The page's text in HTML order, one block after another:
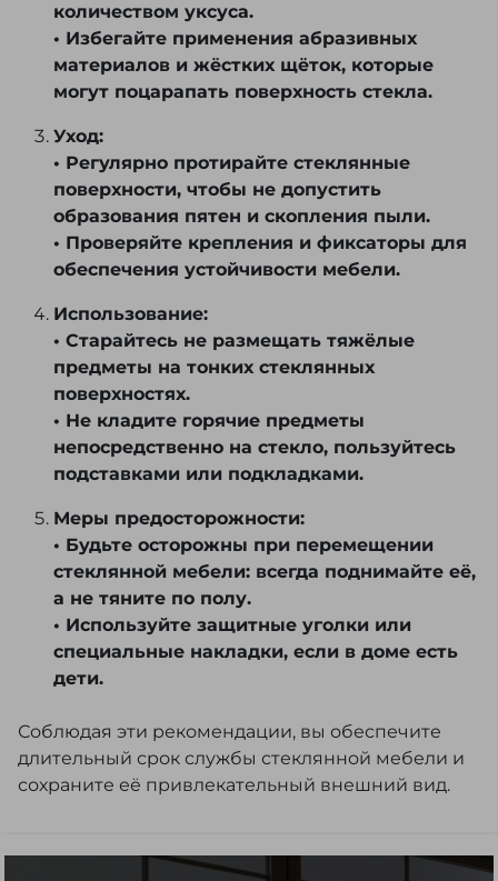
количеством уксуса.
• Избегайте применения абразивных
материалов и жёстких щёток, которые
могут поцарапать поверхность стекла.
Уход:
• Регулярно протирайте стеклянные
поверхности, чтобы не допустить
образования пятен и скопления пыли.
• Проверяйте крепления и фиксаторы для
обеспечения устойчивости мебели.
Использование:
• Старайтесь не размещать тяжёлые
предметы на тонких стеклянных
поверхностях.
• Не кладите горячие предметы
непосредственно на стекло, пользуйтесь
подставками или подкладками.
Меры предосторожности:
• Будьте осторожны при перемещении
стеклянной мебели: всегда поднимайте её,
а не тяните по полу.
• Используйте защитные уголки или
специальные накладки, если в доме есть
дети.
Соблюдая эти рекомендации, вы обеспечите
длительный срок службы стеклянной мебели и
сохраните её привлекательный внешний вид.